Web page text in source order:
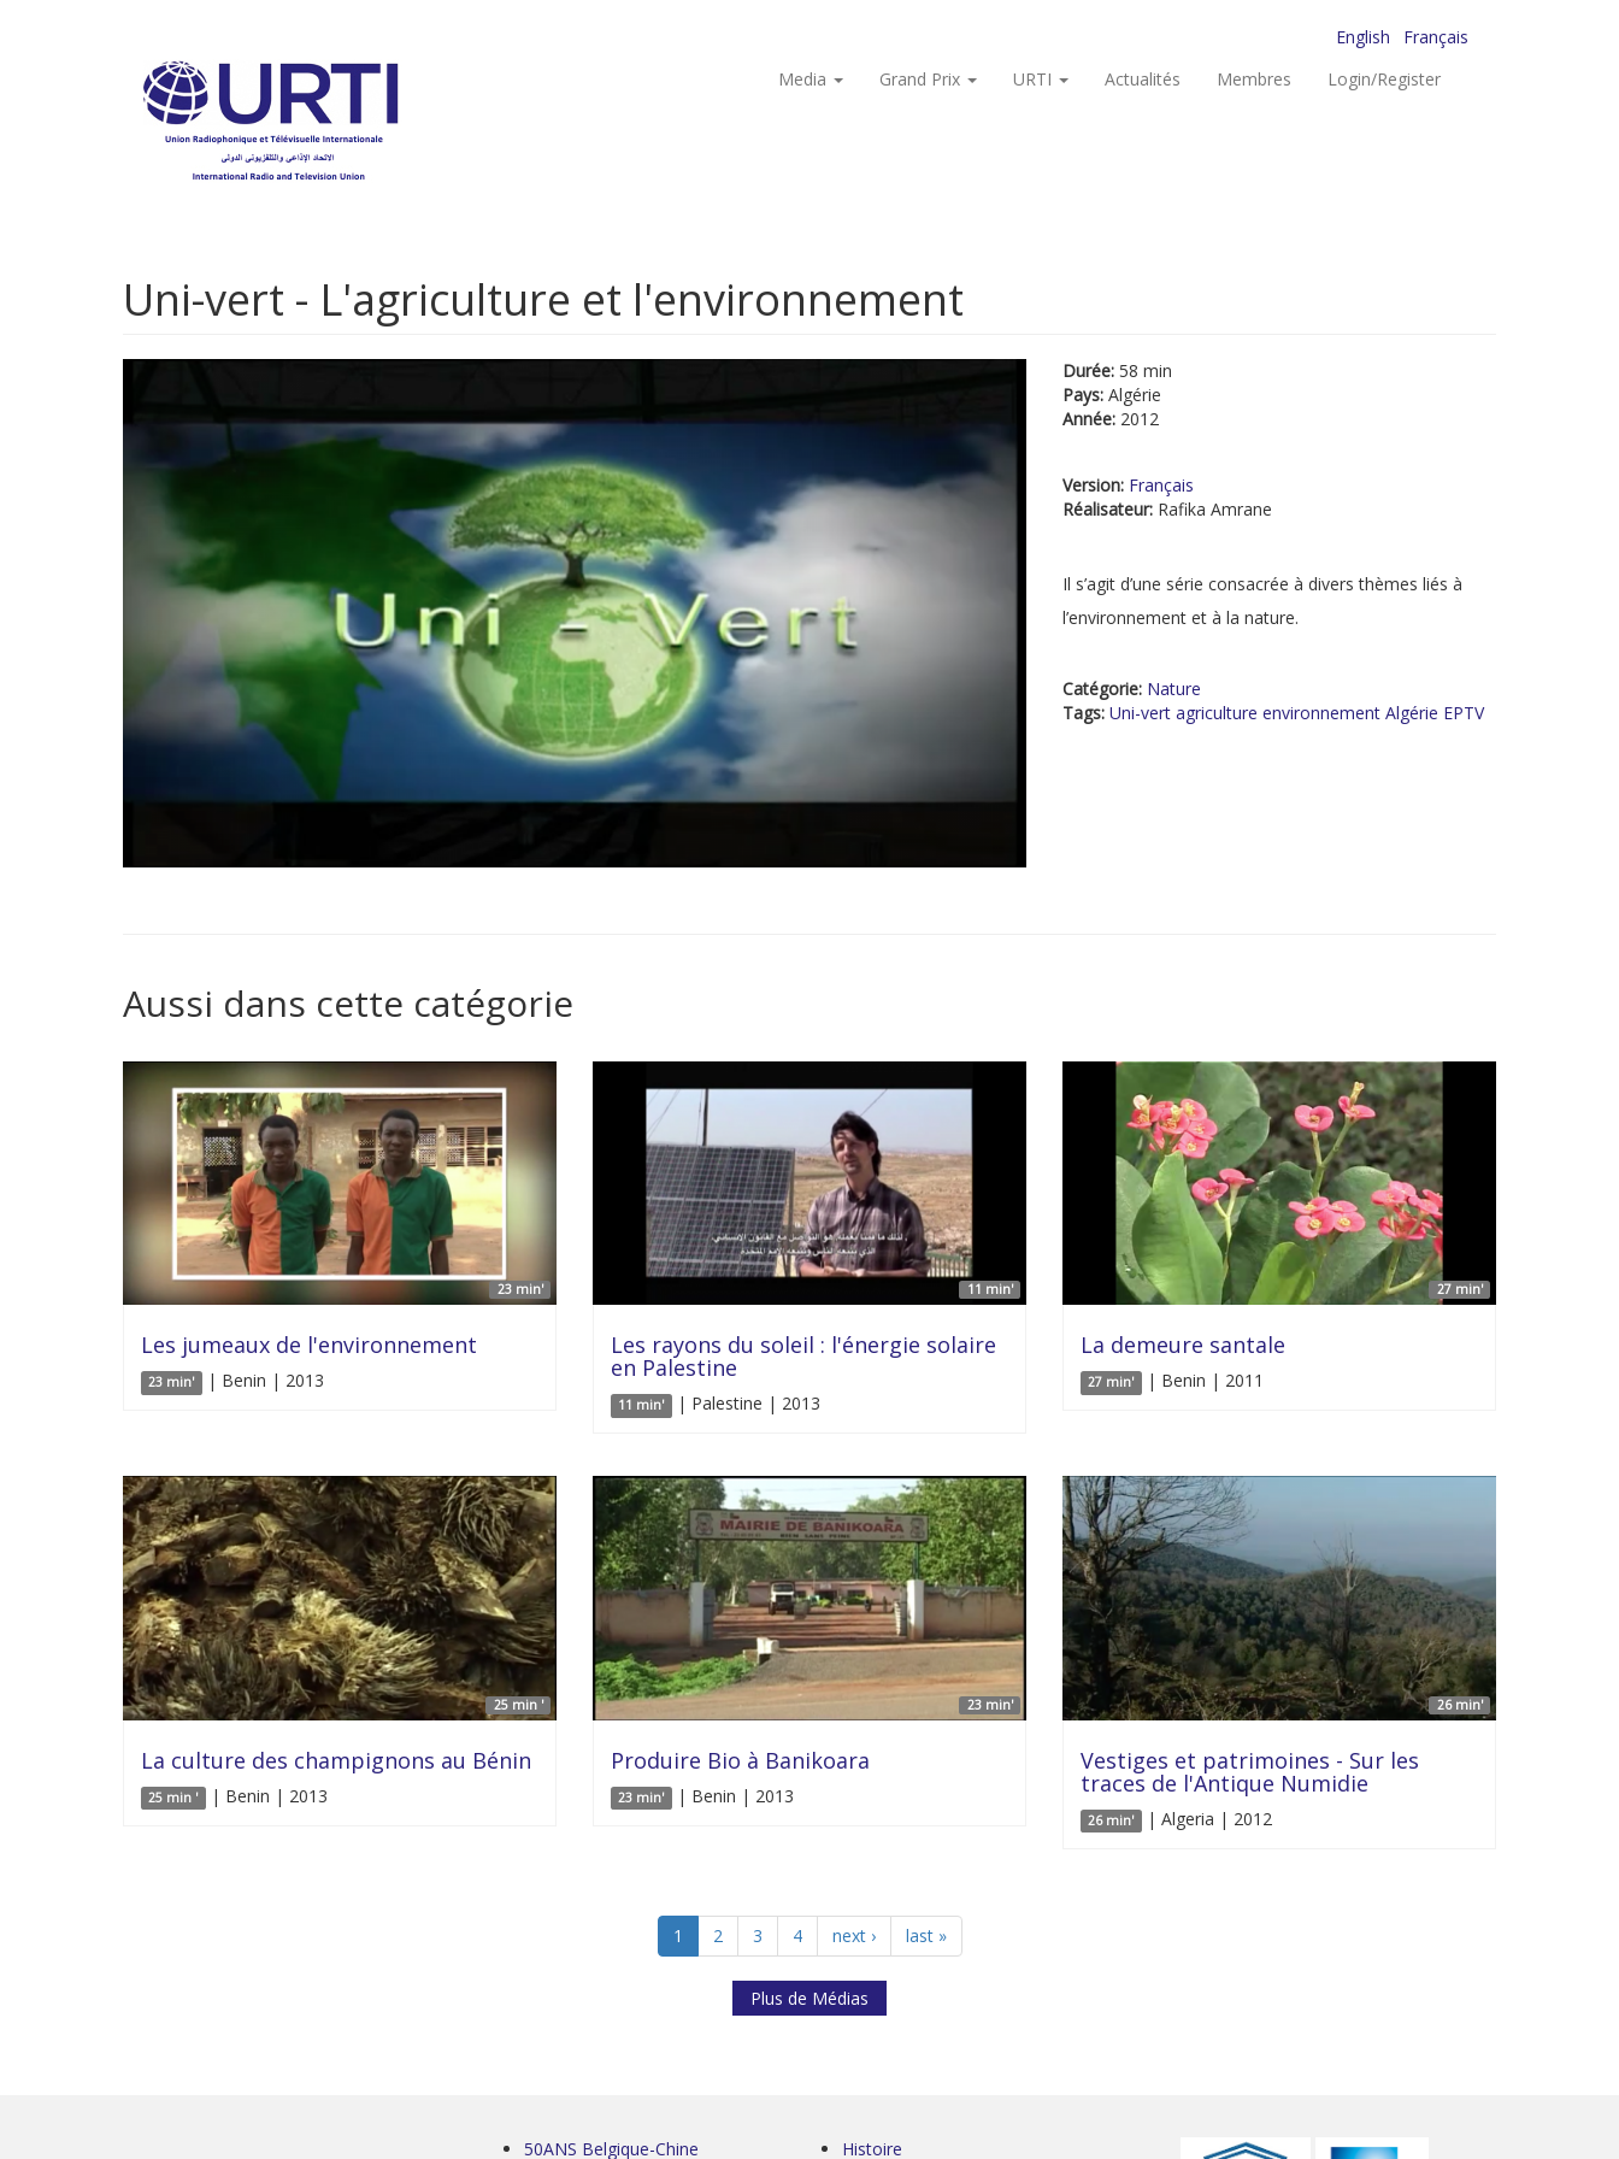
English
Français
Media
Grand Prix URTI Actualités Membres Login/Register
Uni-vert - L'agriculture et l'environnement
Durée: 58 min
Pays: Algérie
Année: 2012
Version: Français
Réalisateur: Rafika Amrane
Il s’agit d’une série consacrée à divers thèmes liés à
l’environnement et à la nature.
Catégorie: Nature
Tags: Uni-vert agriculture environnement Algérie EPTV
Aussi dans cette catégorie
23 min'
Les jumeaux de l'environnement
23 min' | Benin | 2013
11 min'
Les rayons du soleil : l'énergie solaire
en Palestine
11 min' | Palestine | 2013
27 min'
La demeure santale
27 min' | Benin | 2011
25 min '
La culture des champignons au Bénin
25 min ' | Benin | 2013
23 min'
Produire Bio à Banikoara
23 min' | Benin | 2013
26 min'
Vestiges et patrimoines - Sur les
traces de l'Antique Numidie
26 min' | Algeria | 2012
1 2 3 4 next › last »
Plus de Médias
50ANS Belgique-Chine Histoire